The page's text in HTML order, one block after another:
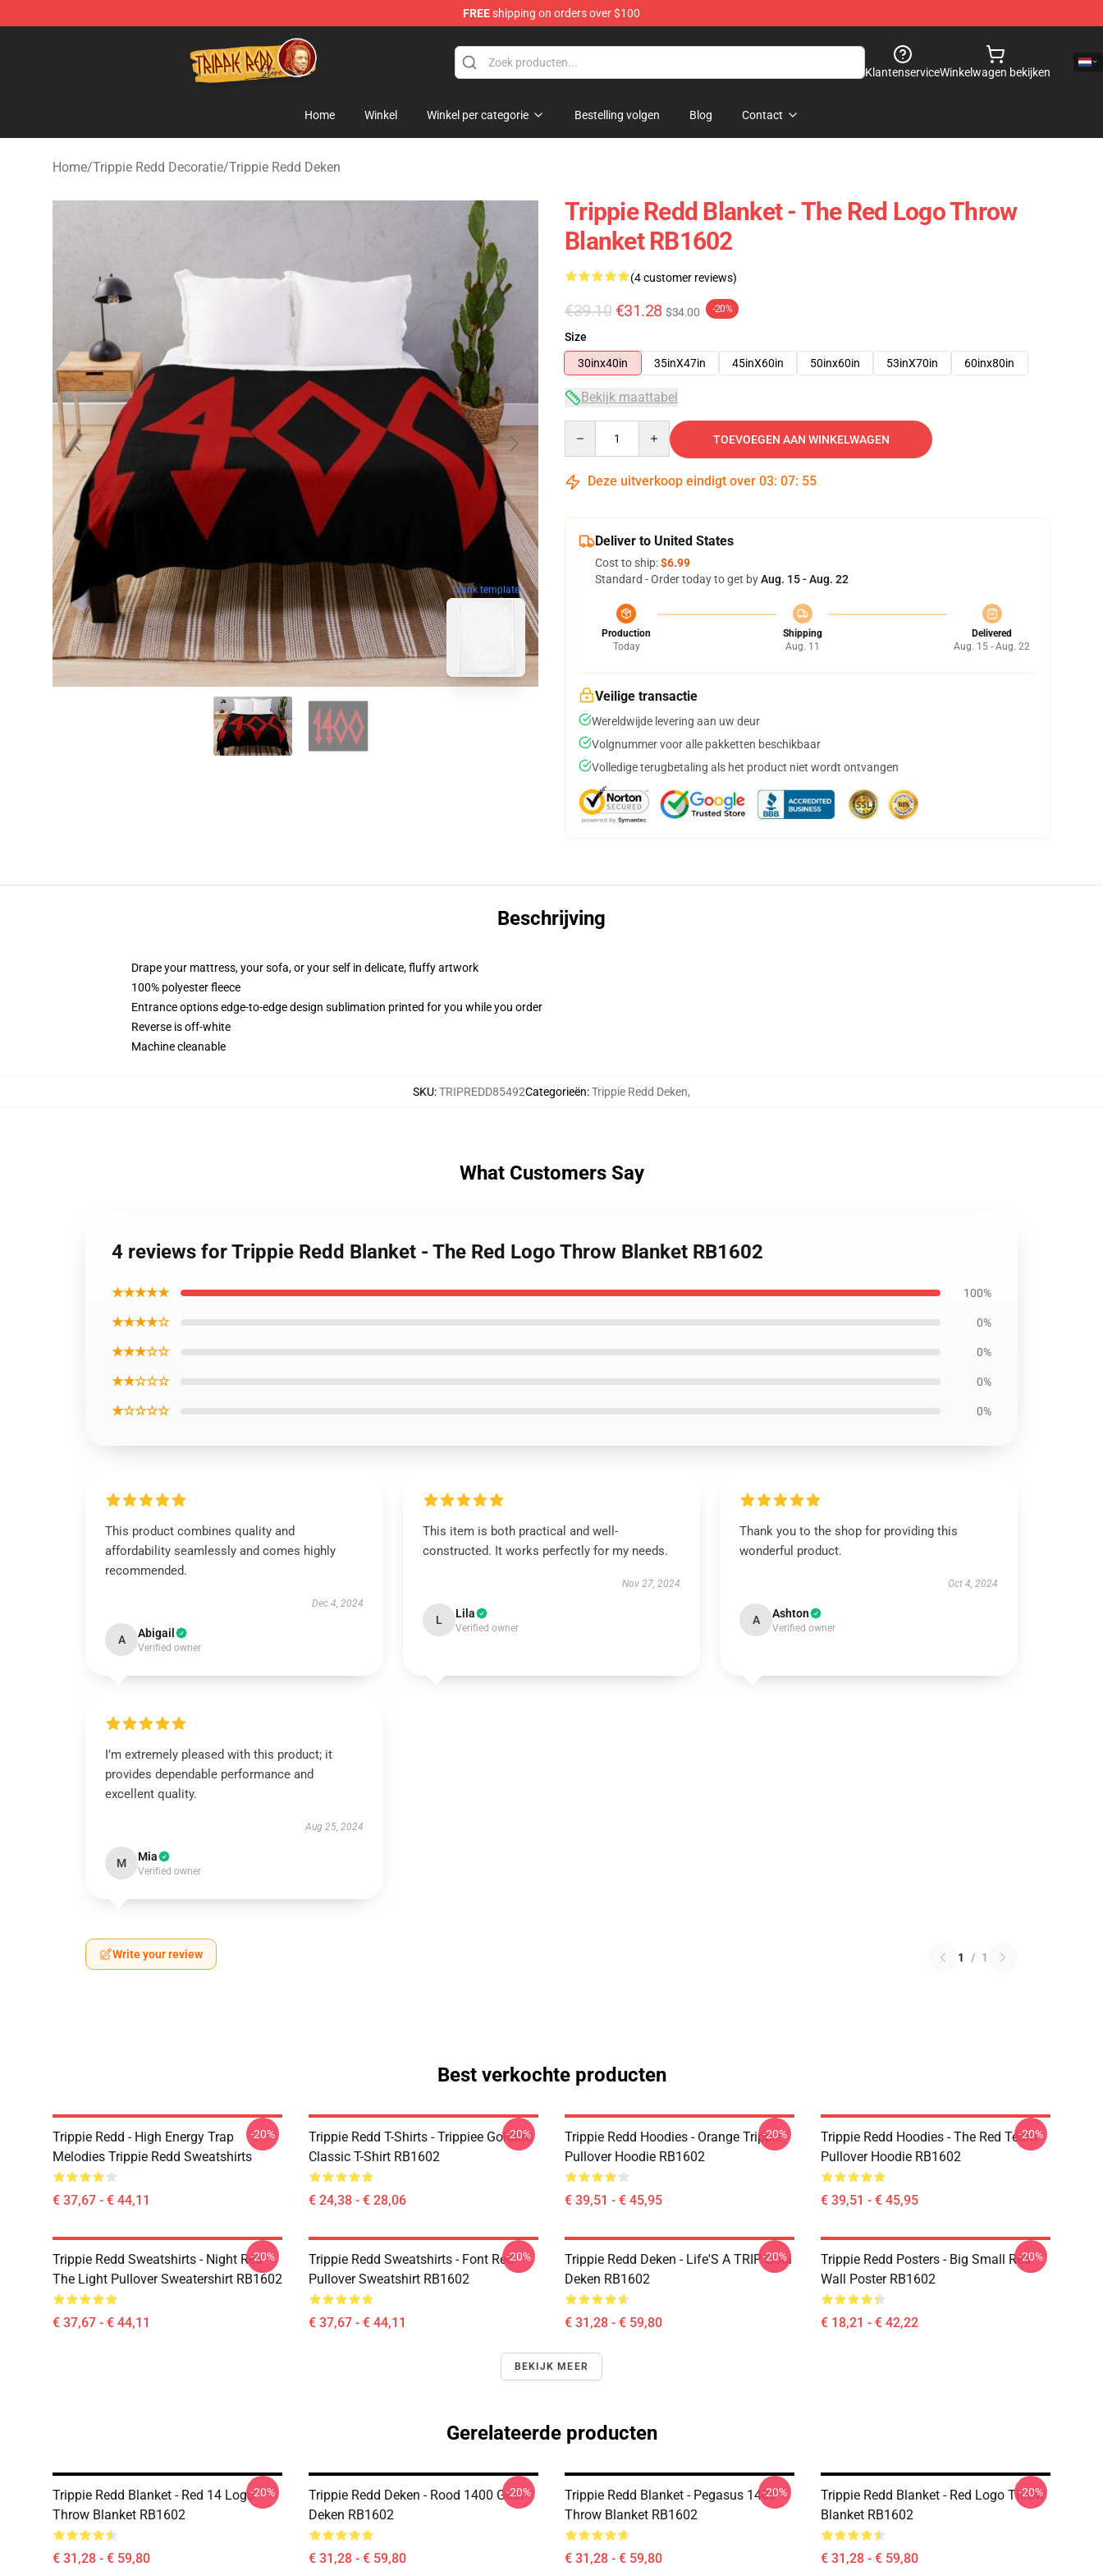
FREEshipping on orders over $100
Trippie Redd Store - Official Trippie Redd Merchandise Shop
KlantenserviceWinkelwagen bekijken
Home Winkel Winkel per categorie Bestelling volgen Blog Contact
Home/Trippie Redd Decoratie/Trippie Redd Deken
blank template
Trippie Redd Blanket - The Red Logo Throw
Blanket RB1602
(4 customer reviews)
€39.10 €31.28 $34.00 -20%
Size
30inx40in
35inX47in 45inX60in 50inx60in 53inX70in 60inx80in
Bekijk maattabel
TOEVOEGEN AAN WINKELWAGEN
Deze uitverkoop eindigt over 03: 07: 54
Deliver to United States
Cost to ship:$6.99
Standard - Order today to get byAug. 15 - Aug. 22
Production
Today
Shipping
Aug. 11
Delivered
Aug. 15 - Aug. 22
Veilige transactie
Wereldwijde levering aan uw deur
Volgnummer voor alle pakketten beschikbaar
Volledige terugbetaling als het product niet wordt ontvangen
Beschrijving
Drape your mattress, your sofa, or your self in delicate, fluffy artwork
100% polyester fleece
Entrance options edge-to-edge design sublimation printed for you while you order
Reverse is off-white
Machine cleanable
SKU:TRIPREDD85492Categorieën:Trippie Redd Deken,
What Customers Say
4 reviews for Trippie Redd Blanket - The Red Logo Throw Blanket RB1602
★★★★★ 100%
★★★★☆ 0%
★★★☆☆ 0%
★★☆☆☆ 0%
★☆☆☆☆ 0%
This product combines quality and
affordability seamlessly and comes highly
recommended.
Dec 4, 2024
A Abigail
Verified owner
This item is both practical and well-
constructed. It works perfectly for my needs.
Nov 27, 2024
L Lila
Verified owner
Thank you to the shop for providing this
wonderful product.
Oct 4, 2024
A Ashton
Verified owner
I’m extremely pleased with this product; it
provides dependable performance and
excellent quality.
Aug 25, 2024
M Mia
Verified owner
Write your review 1 / 1
Best verkochte producten
Trippie Redd - High Energy Trap
Melodies Trippie Redd Sweatshirts
€ 37,67 - € 44,11
-20%
Trippie Redd T-Shirts - Trippiee Goldfire
Classic T-Shirt RB1602
€ 24,38 - € 28,06
-20%
Trippie Redd Hoodies - Orange Trippie
Pullover Hoodie RB1602
€ 39,51 - € 45,95
-20%
Trippie Redd Hoodies - The Red Team
Pullover Hoodie RB1602
€ 39,51 - € 45,95
-20%
Trippie Redd Sweatshirts - Night Red
The Light Pullover Sweatershirt RB1602
€ 37,67 - € 44,11
-20%
Trippie Redd Sweatshirts - Font Red
Pullover Sweatshirt RB1602
€ 37,67 - € 44,11
-20%
Trippie Redd Deken - Life'S A TRIP Gooi
Deken RB1602
€ 31,28 - € 59,80
-20%
Trippie Redd Posters - Big Small Red
Wall Poster RB1602
€ 18,21 - € 42,22
-20%
BEKIJK MEER
Gerelateerde producten
Trippie Redd Blanket - Red 14 Logo
Throw Blanket RB1602
€ 31,28 - € 59,80
-20%
Trippie Redd Deken - Rood 1400 Gooi
Deken RB1602
€ 31,28 - € 59,80
-20%
Trippie Redd Blanket - Pegasus 1400
Throw Blanket RB1602
€ 31,28 - € 59,80
-20%
Trippie Redd Blanket - Red Logo Throw
Blanket RB1602
€ 31,28 - € 59,80
-20%